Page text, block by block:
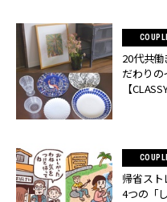
20代共
だわりの
【
帰省スト
4つの「